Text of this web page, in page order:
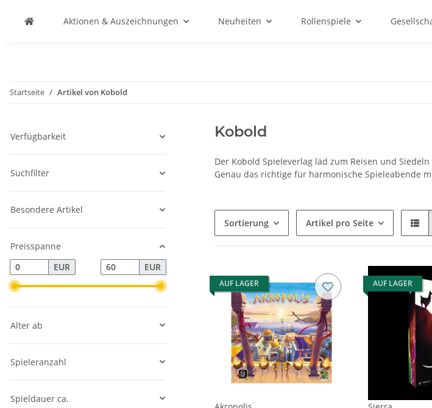
Aktionen & Auszeichnungen Neuheiten Rollenspiele
Startseite Artikel von Kobold
Kobold
Der Kobold Spieleverlag läd zum Reisen und
Genau das richtige für harmonische Spieleabende
Sortierung Artikel pro Seite
AUF LAGER AUF LAGER
Verfügbarkeit
Suchfilter
Besondere Artikel
Preisspanne
EUR
EUR
Alter ab
Spieleranzahl
Spieldauer ca.